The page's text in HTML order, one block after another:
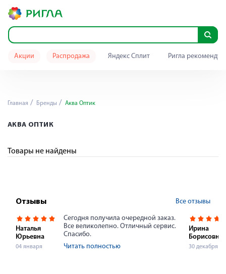
Акции Распродажа Яндекс Сплит Ригла
Главная Бренды Аква Оптик
АКВА ОПТИК
Товары не найдены
Отзывы Все отзывы
Наталья
Юрьевна
04 января
Сегодня получила очередной заказ.
Все великолепно. Отличный сервис.
Спасибо.
Читать полностью
Ирина
Борисовна
30 декабря